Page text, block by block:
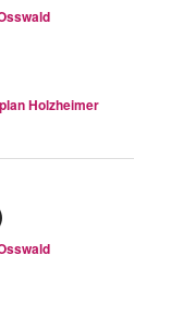
Holzheimer